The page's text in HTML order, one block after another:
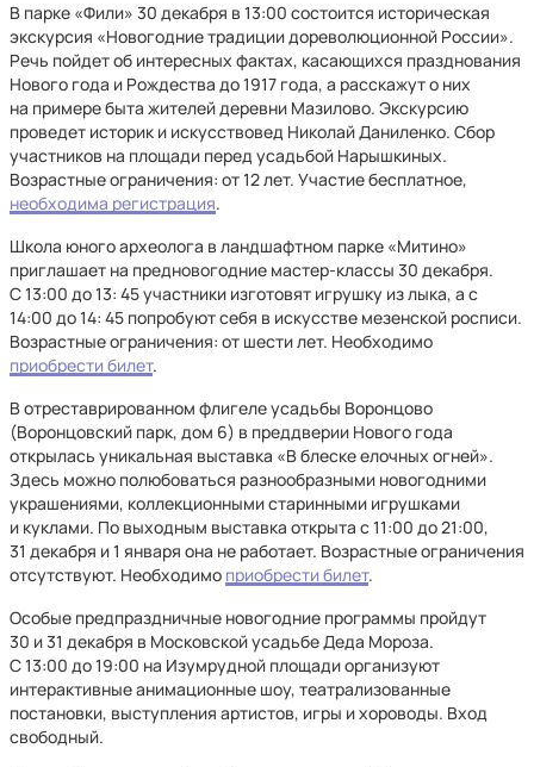
В парке «Фили» 30 декабря в 13:00 состоится историческая
экскурсия «Новогодние традиции дореволюционной России».
Речь пойдет об интересных фактах, касающихся празднования
Нового года и Рождества до 1917 года, а расскажут о них
на примере быта жителей деревни Мазилово. Экскурсию
проведет историк и искусствовед Николай Даниленко. Сбор
участников на площади перед усадьбой Нарышкиных.
Возрастные ограничения: от 12 лет. Участие бесплатное,
необходима регистрация.
Школа юного археолога в ландшафтном парке «Митино»
приглашает на предновогодние мастер-классы 30 декабря.
С 13:00 до 13: 45 участники изготовят игрушку из лыка, а с
14:00 до 14: 45 попробуют себя в искусстве мезенской росписи.
Возрастные ограничения: от шести лет. Необходимо
приобрести билет.
В отреставрированном флигеле усадьбы Воронцово
(Воронцовский парк, дом 6) в преддверии Нового года
открылась уникальная выставка «В блеске елочных огней».
Здесь можно полюбоваться разнообразными новогодними
украшениями, коллекционными старинными игрушками
и куклами. По выходным выставка открыта с 11:00 до 21:00,
31 декабря и 1 января она не работает. Возрастные ограничения
отсутствуют. Необходимо приобрести билет.
Особые предпраздничные новогодние программы пройдут
30 и 31 декабря в Московской усадьбе Деда Мороза.
С 13:00 до 19:00 на Изумрудной площади организуют
интерактивные анимационные шоу, театрализованные
постановки, выступления артистов, игры и хороводы. Вход
свободный.